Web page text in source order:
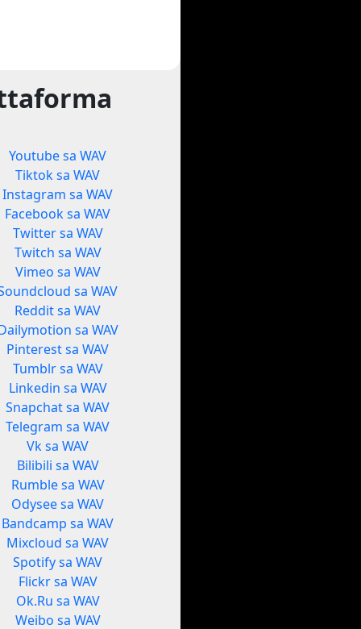
Youtube sa WAV
Tiktok sa WAV
Instagram sa WAV
Facebook sa WAV
Twitter sa WAV
Twitch sa WAV
Vimeo sa WAV
sa WAV
Reddit sa WAV
sa WAV
Pinterest sa WAV
Tumblr sa WAV
Linkedin sa WAV
Snapchat sa WAV
Telegram sa WAV
Vk sa WAV
Bilibili sa WAV
Rumble sa WAV
Odysee sa WAV
Bandcamp sa WAV
Mixcloud sa WAV
Spotify sa WAV
Flickr sa WAV
Ok.Ru sa WAV
Weibo sa WAV